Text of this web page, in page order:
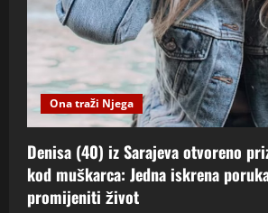
Ona traži Njega
Denisa (40) iz Sarajeva otvoreno
kod muškarca: Jedna iskrena
promijeniti život